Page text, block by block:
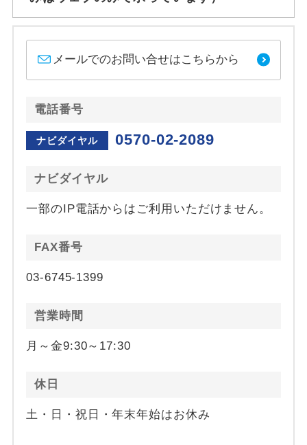
メールでのお問い合せはこちらから
電話番号
ナビダイヤル 0570-02-2089
ナビダイヤル
一部のIP電話からはご利用いただけません。
FAX番号
03-6745-1399
営業時間
月～金9:30～17:30
休日
土・日・祝日・年末年始はお休み